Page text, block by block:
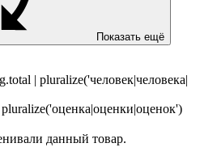
Показать ещё
| pluralize('человек|человека|
данный товар.